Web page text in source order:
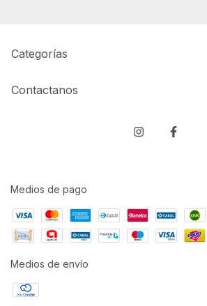
Categorías
Contactanos
Medios de pago
Medios de envío